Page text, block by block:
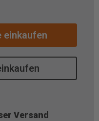
einkaufen
Versand